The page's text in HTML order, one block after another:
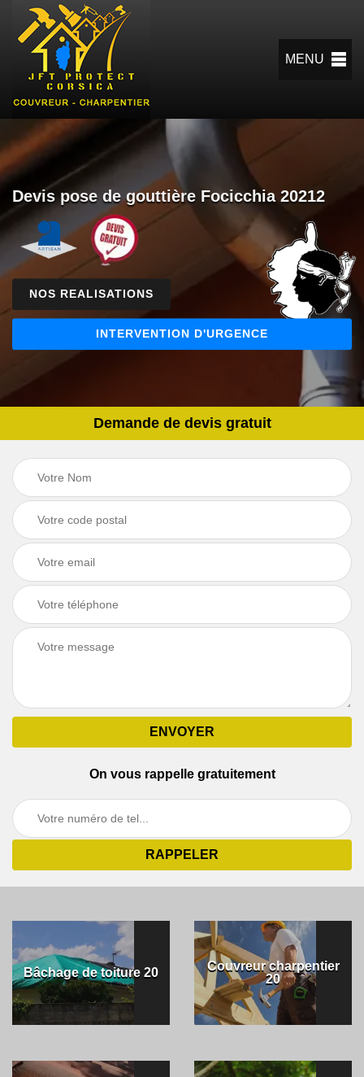
MENU
Devis pose de gouttière Focicchia 20212
NOS REALISATIONS
INTERVENTION D'URGENCE
Demande de devis gratuit
On vous rappelle gratuitement
Bâchage de toiture 20
Couvreur charpentier
20